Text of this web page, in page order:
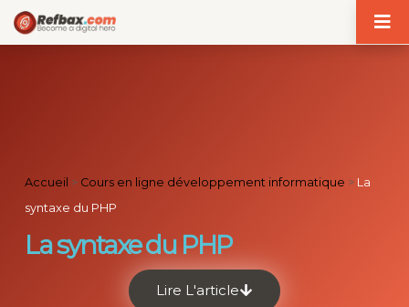
Accueil > Cours en ligne développement informatique > La
syntaxe du PHP
La syntaxe du PHP
Lire L'article
Panneau de gestion des cookies